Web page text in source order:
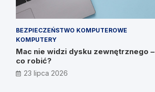
BEZPIECZEŃSTWO KOMPUTEROWE
KOMPUTERY
Mac nie widzi dysku zewnętrznego –
co robić?
23 lipca 2026